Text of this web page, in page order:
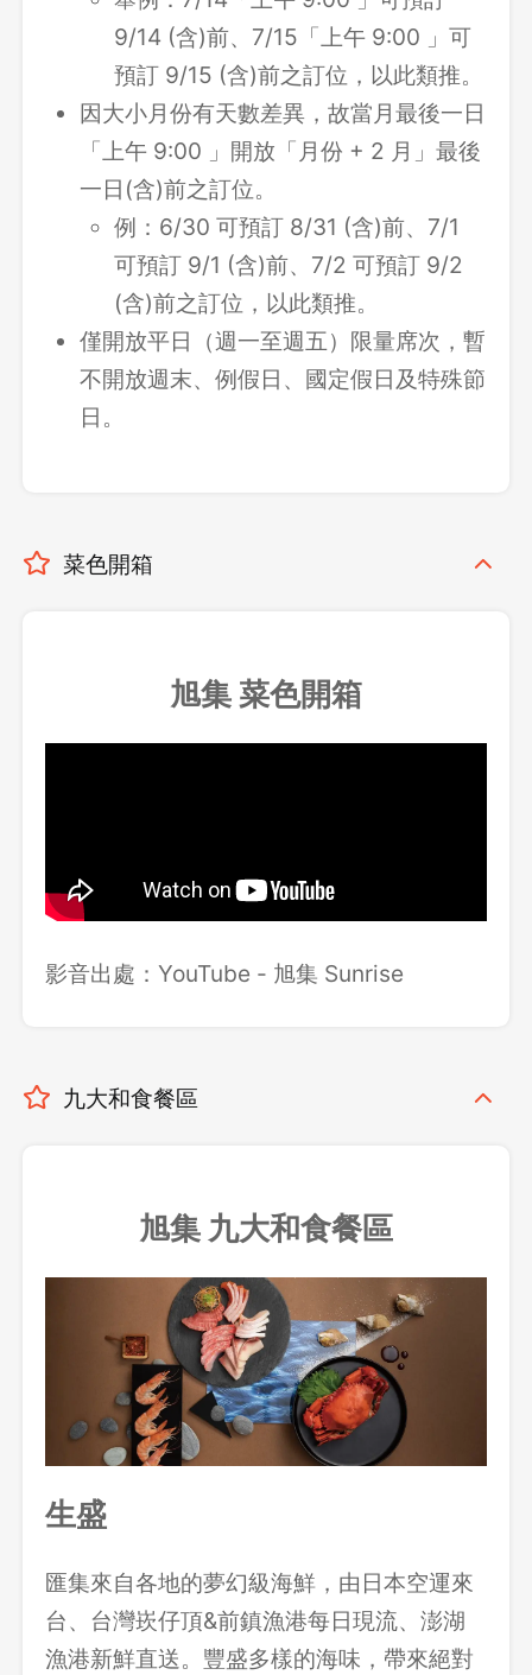
9/14 (含)前、7/15「上午 9:00 」可
預訂 9/15 (含)前之訂位，以此類推。
因大小月份有天數差異，故當月最後一日
「上午 9:00 」開放「月份 + 2 月」最後
一日(含)前之訂位。
例：6/30 可預訂 8/31 (含)前、7/1
可預訂 9/1 (含)前、7/2 可預訂 9/2
(含)前之訂位，以此類推。
僅開放平日（週一至週五）限量席次，暫
不開放週末、例假日、國定假日及特殊節
日。
菜色開箱
旭集 菜色開箱
影音出處：YouTube - 旭集 Sunrise
九大和食餐區
旭集 九大和食餐區
生盛
匯集來自各地的夢幻級海鮮，由日本空運來
台、台灣崁仔頂&前鎮漁港每日現流、澎湖
漁港新鮮直送。豐盛多樣的海味，帶來絕對